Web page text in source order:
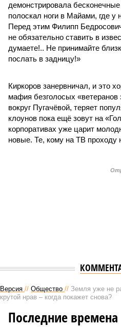
демонстрировала
полоскал ноги в Майами, где у
Перед этим Филипп
не обязательно ставить в
думаете!.. Не принимайте
послать в задницу!»
Киркоров занервничал, и это
мафия безголосых
вокруг Пугачёвой, теряет
клоунов пока ещё зовут на
корпоративах уже царит
новые. Те, кому на ТВ проходу
Версия // Общество // Земля уже не
крутой нрав – когда покажет снова?
Последние времена